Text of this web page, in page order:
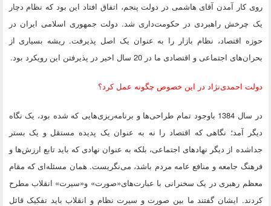
روی کار آمدن آقای هاشمی در دولت پنجم، اتفاق افتاد این بود که نظام دچار
یک چرخش راهبردی در حکومت‌داری شد. دولت جمهوری اسلامی ایران در
حوزه اقتصاد، نظام بازار را به عنوان یک اصل پذیرفت. ریشه بسیاری از
بحران‌های اجتماعی و اقتصادی ما در 20 سال اخیر در پذیرفتن این رویکرد بود.
دولت احمدی‌نژاد در این خصوص چگونه عمل کرد؟
در سال 1384 باوجود تمام طراحی‌ها و برنامه‌‌ریزی‌هایی که شده بود، یک نگاه
دیگر آمد؛ نگاهی که اقتصاد را نه به عنوان یک پدیده مستقل و یک بستر
جداشده از دیگر نهادهای اجتماعی، بلکه به عنوان نهادی که باید تابع ارزش‌ها و
فرهنگ جامعه و منافع عامه مردم باشد، می‌نگریست. همان مسئله‌ای که مقام
معظم رهبری در یک سخنرانی با عبارت‌های«صورت» و«سیرت» انقلاب مطرح
کردند. ایشان گفتند ما بین صورت و سیرت نظام و انقلاب باید تفکیک قائل